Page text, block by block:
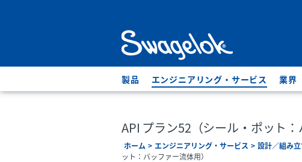
製品 エンジニアリング・サービス 業界
API プラン52（シール・ポット：
ホーム エンジニアリング・サービス 設計／組み
ット：バッファー流体用）